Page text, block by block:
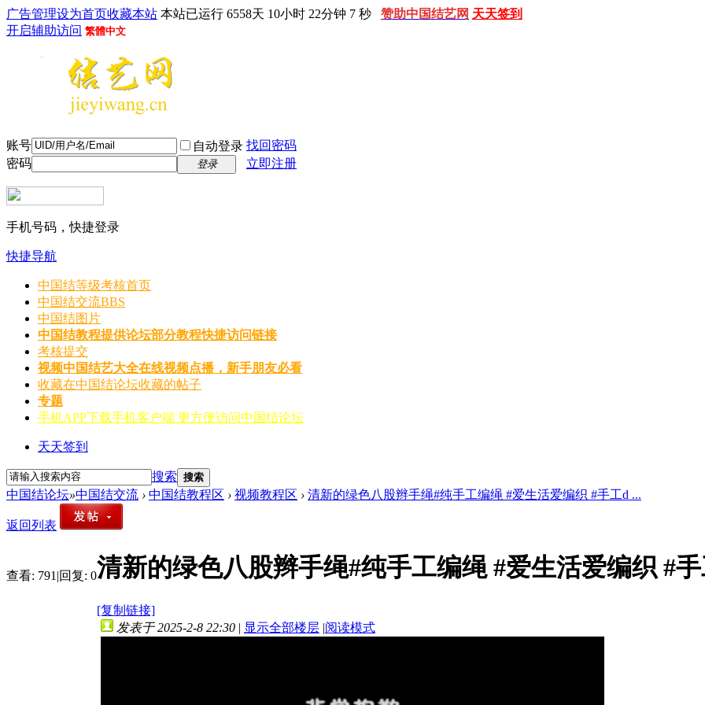
广告管理设为首页收藏本站 本站已运行 6558天 10小时 22分钟 8 秒 赞助中国结艺网 天天签到
开启辅助访问 繁體中文
账号 自动登录 找回密码
密码
登录 立即注册
手机号码，快捷登录
快捷导航
中国结等级考核首页
中国结交流BBS
中国结图片
中国结教程提供论坛部分教程快捷访问链接
考核提交
视频中国结艺大全在线视频点播，新手朋友必看
收藏在中国结论坛收藏的帖子
专题
手机APP下载手机客户端 更方便访问中国结论坛
天天签到
搜索 搜索
中国结论坛»中国结交流 › 中国结教程区 › 视频教程区 › 清新的绿色八股辫手绳#纯手工编绳 #爱生活爱编织 #手工d ...
返回列表
查看: 791 |回复: 0清新的绿色八股辫手绳#纯手工编绳 #爱生活爱编织 #
[复制链接]
发表于 2025-2-8 22:30 | 显示全部楼层 |阅读模式